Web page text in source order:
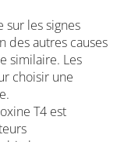
sur les signes
des autres causes
similaire. Les
choisir une
T4 est